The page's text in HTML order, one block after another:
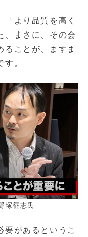
より品質を高く
、まさに、その会
ことが、ますま
。
塚征志氏
があるというこ